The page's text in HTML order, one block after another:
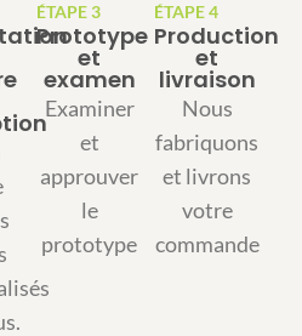
ÉTAPE 3
Prototype
et
examen
Examiner
et
approuver
le
prototype
ÉTAPE 4
Production
et
livraison
Nous
fabriquons
et livrons
votre
commande